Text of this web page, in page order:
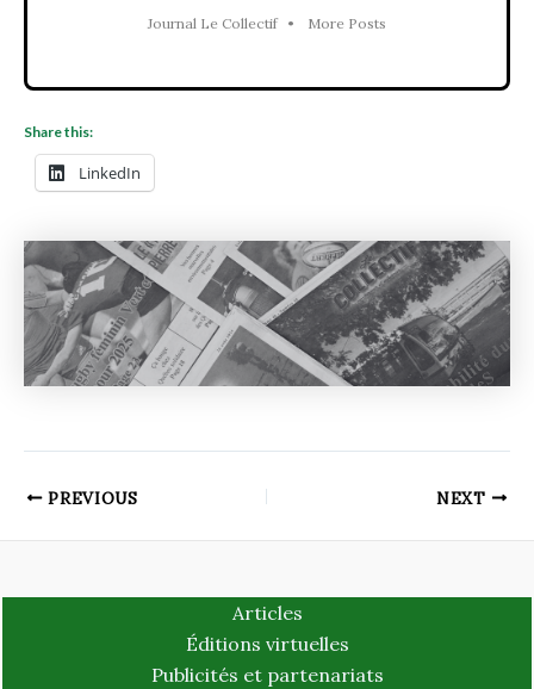
Journal Le Collectif • More Posts
Share this:
LinkedIn
PREVIOUS NEXT
Articles
Éditions virtuelles
Publicités et partenariats